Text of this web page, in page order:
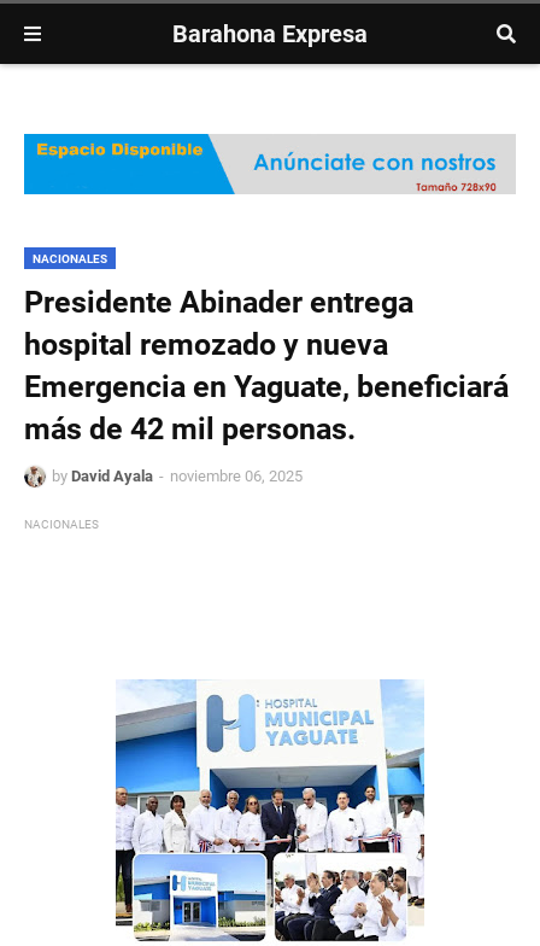
Barahona Expresa
NACIONALES
Presidente Abinader entrega
hospital remozado y nueva
Emergencia en Yaguate, beneficiará
más de 42 mil personas.
by David Ayala noviembre 06, 2025
NACIONALES